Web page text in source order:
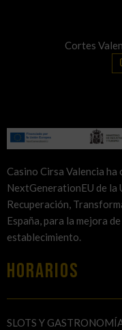
Cortes
Casino Cirsa Valencia
NextGenerationEU de la
Recuperación,
España, para la mejora
establecimiento.
HORARIOS
SLOTS Y